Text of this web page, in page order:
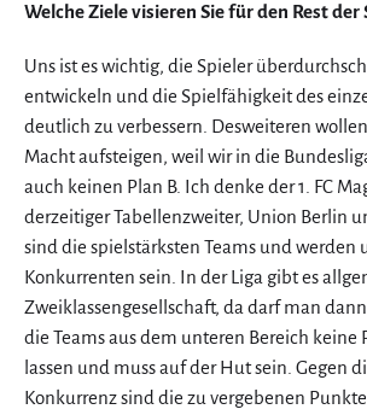
Welche Ziele visieren Sie für den Rest der
Uns ist es wichtig, die Spieler
entwickeln und die Spielfähigkeit des
deutlich zu verbessern. Desweiteren
Macht aufsteigen, weil wir in die
auch keinen Plan B. Ich denke der 1. FC
derzeitiger Tabellenzweiter, Union Berlin
sind die spielstärksten Teams und werden
Konkurrenten sein. In der Liga gibt es
Zweiklassengesellschaft, da darf man
die Teams aus dem unteren Bereich keine
lassen und muss auf der Hut sein. Gegen
Konkurrenz sind die zu vergebenen